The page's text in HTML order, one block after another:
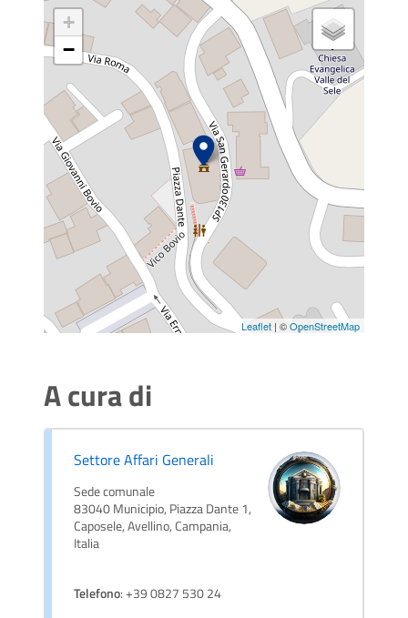
+
−
Leaflet | ©OpenStreetMap
A cura di
Settore Affari Generali
Sede comunale
83040 Municipio, Piazza Dante 1,
Caposele, Avellino, Campania,
Italia
Telefono: +39 0827 530 24